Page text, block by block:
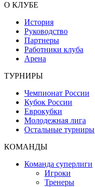
О КЛУБЕ
История
Руководство
Партнеры
Работники клуба
Арена
ТУРНИРЫ
Чемпионат России
Кубок России
Еврокубки
Молодежная лига
Остальные турниры
КОМАНДЫ
Команда суперлиги
Игроки
Тренеры